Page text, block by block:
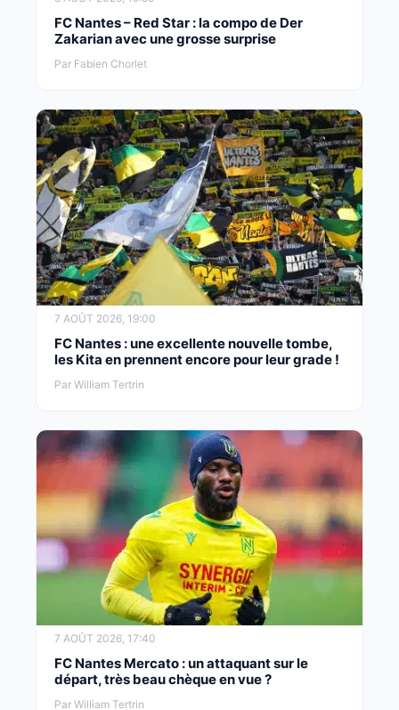
FC Nantes – Red Star : la compo de Der
Zakarian avec une grosse surprise
Par Fabien Chorlet
7 AOÛT 2026, 19:00
FC Nantes : une excellente nouvelle tombe,
les Kita en prennent encore pour leur grade !
Par William Tertrin
7 AOÛT 2026, 17:40
FC Nantes Mercato : un attaquant sur le
départ, très beau chèque en vue ?
Par William Tertrin